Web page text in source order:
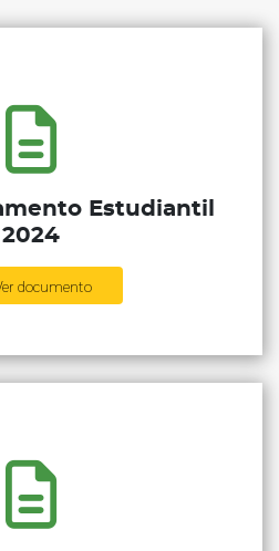
Estudiantil
2024
documento